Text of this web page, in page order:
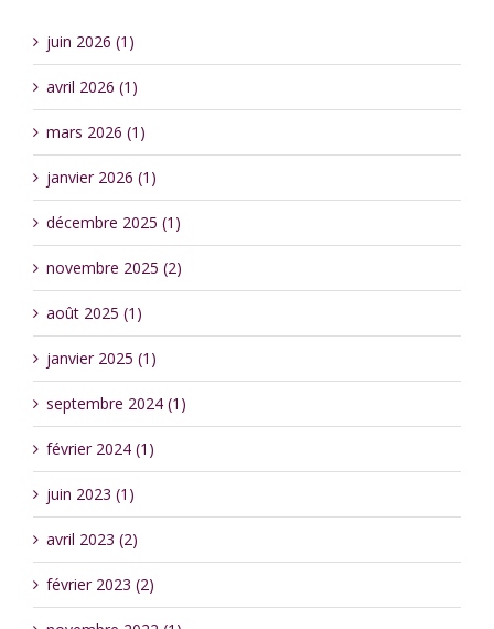
juin 2026 (1)
avril 2026 (1)
mars 2026 (1)
janvier 2026 (1)
décembre 2025 (1)
novembre 2025 (2)
août 2025 (1)
janvier 2025 (1)
septembre 2024 (1)
février 2024 (1)
juin 2023 (1)
avril 2023 (2)
février 2023 (2)